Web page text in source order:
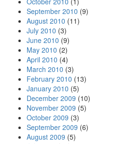
September 2010 (9)
August 2010 (11)
July 2010 (3)
June 2010 (9)
May 2010 (2)
April 2010 (4)
March 2010 (3)
February 2010 (13)
January 2010 (5)
December 2009 (10)
November 2009 (5)
October 2009 (3)
September 2009 (6)
August 2009 (5)